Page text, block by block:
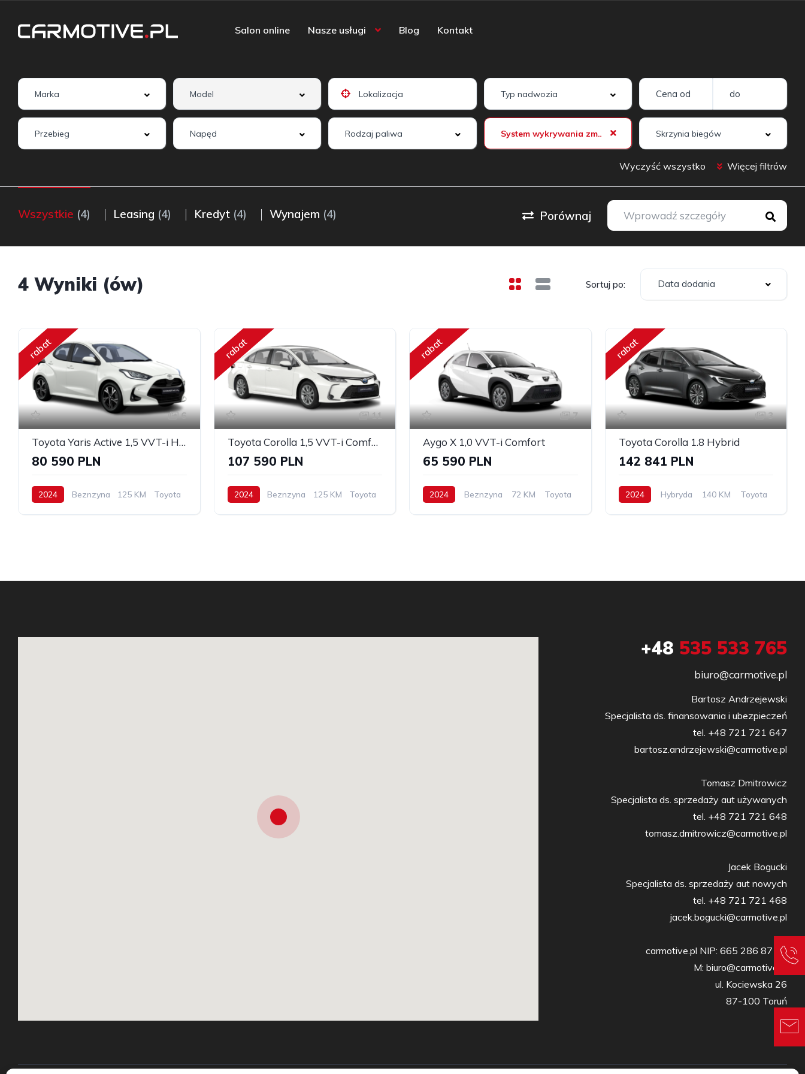
Salon online Nasze usługi Blog Kontakt
System wykrywania zmęczenia kierowcy (SWS)
Wyczyść wszystko Więcej filtrów
Wszystkie (4) Leasing (4) Kredyt (4) Wynajem (4) Porównaj
4 Wyniki (ów) Sortuj po: Data dodania
rabat
6
Toyota Yaris Active 1,5 VVT-i H 125 KM hybryda
80 590 PLN
2024 Beznzyna 125 KM Toyota
rabat
11
Toyota Corolla 1,5 VVT-i Comfort
107 590 PLN
2024 Beznzyna 125 KM Toyota
rabat
7
Aygo X 1,0 VVT-i Comfort
65 590 PLN
2024 Beznzyna 72 KM Toyota
rabat
3
Toyota Corolla 1.8 Hybrid
142 841 PLN
2024 Hybryda 140 KM Toyota
+48 535 533 765
biuro@carmotive.pl
Bartosz Andrzejewski
Specjalista ds. finansowania i ubezpieczeń
tel. +48 721 721 647
bartosz.andrzejewski@carmotive.pl
Tomasz Dmitrowicz
Specjalista ds. sprzedaży aut używanych
tel. +48 721 721 648
tomasz.dmitrowicz@carmotive.pl
Jacek Bogucki
Specjalista ds. sprzedaży aut nowych
tel. +48 721 721 468
jacek.bogucki@carmotive.pl
carmotive.pl NIP: 665 286 87 27
M: biuro@carmotive.pl
ul. Kociewska 26
87-100 Toruń